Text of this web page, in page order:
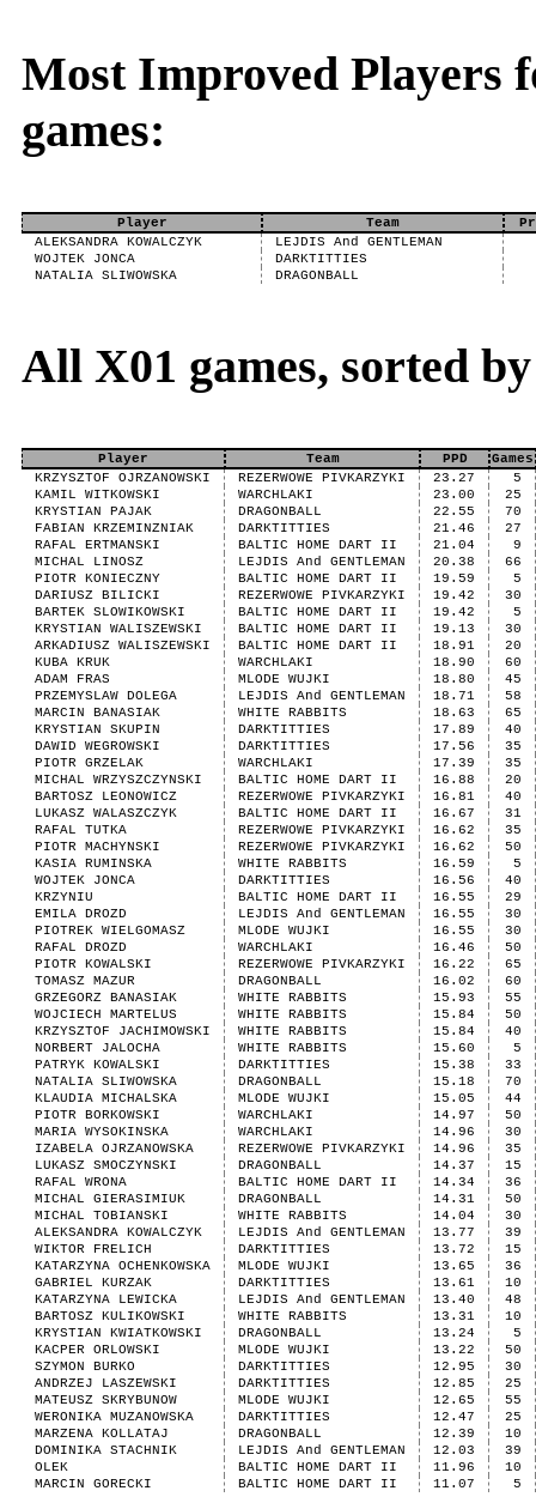
Most Improved Players
games:
Player Team
ALEKSANDRA KOWALCZYK
LEJDIS And GENTLEMAN
WOJTEK JONCA
DARKTITTIES
NATALIA SLIWOWSKA
DRAGONBALL
All X01 games, sorted
Player Team PPD
Games
KRZYSZTOF OJRZANOWSKI
REZERWOWE PIVKARZYKI 23.27
5
KAMIL WITKOWSKI
WARCHLAKI 23.00
25
KRYSTIAN PAJAK
DRAGONBALL 22.55
70
FABIAN KRZEMINZNIAK
DARKTITTIES 21.46
27
RAFAL ERTMANSKI
BALTIC HOME DART II 21.04
9
MICHAL LINOSZ
LEJDIS And GENTLEMAN 20.38
66
PIOTR KONIECZNY
BALTIC HOME DART II 19.59
5
DARIUSZ BILICKI
REZERWOWE PIVKARZYKI 19.42
30
BARTEK SLOWIKOWSKI
BALTIC HOME DART II 19.42
5
KRYSTIAN WALISZEWSKI
BALTIC HOME DART II 19.13
30
ARKADIUSZ WALISZEWSKI
BALTIC HOME DART II 18.91
20
KUBA KRUK
WARCHLAKI 18.90
60
ADAM FRAS
MLODE WUJKI 18.80
45
PRZEMYSLAW DOLEGA
LEJDIS And GENTLEMAN 18.71
58
MARCIN BANASIAK
WHITE RABBITS 18.63
65
KRYSTIAN SKUPIN
DARKTITTIES 17.89
40
DAWID WEGROWSKI
DARKTITTIES 17.56
35
PIOTR GRZELAK
WARCHLAKI 17.39
35
MICHAL WRZYSZCZYNSKI
BALTIC HOME DART II 16.88
20
BARTOSZ LEONOWICZ
REZERWOWE PIVKARZYKI 16.81
40
LUKASZ WALASZCZYK
BALTIC HOME DART II 16.67
31
RAFAL TUTKA
REZERWOWE PIVKARZYKI 16.62
35
PIOTR MACHYNSKI
REZERWOWE PIVKARZYKI 16.62
50
KASIA RUMINSKA
WHITE RABBITS 16.59
5
WOJTEK JONCA
DARKTITTIES 16.56
40
KRZYNIU
BALTIC HOME DART II 16.55
29
EMILA DROZD
LEJDIS And GENTLEMAN 16.55
30
PIOTREK WIELGOMASZ
MLODE WUJKI 16.55
30
RAFAL DROZD
WARCHLAKI 16.46
50
PIOTR KOWALSKI
REZERWOWE PIVKARZYKI 16.22
65
TOMASZ MAZUR
DRAGONBALL 16.02
60
GRZEGORZ BANASIAK
WHITE RABBITS 15.93
55
WOJCIECH MARTELUS
WHITE RABBITS 15.84
50
KRZYSZTOF JACHIMOWSKI
WHITE RABBITS 15.84
40
NORBERT JALOCHA
WHITE RABBITS 15.60
5
PATRYK KOWALSKI
DARKTITTIES 15.38
33
NATALIA SLIWOWSKA
DRAGONBALL 15.18
70
KLAUDIA MICHALSKA
MLODE WUJKI 15.05
44
PIOTR BORKOWSKI
WARCHLAKI 14.97
50
MARIA WYSOKINSKA
WARCHLAKI 14.96
30
IZABELA OJRZANOWSKA
REZERWOWE PIVKARZYKI 14.96
35
LUKASZ SMOCZYNSKI
DRAGONBALL 14.37
15
RAFAL WRONA
BALTIC HOME DART II 14.34
36
MICHAL GIERASIMIUK
DRAGONBALL 14.31
50
MICHAL TOBIANSKI
WHITE RABBITS 14.04
30
ALEKSANDRA KOWALCZYK
LEJDIS And GENTLEMAN 13.77
39
WIKTOR FRELICH
DARKTITTIES 13.72
15
KATARZYNA OCHENKOWSKA
MLODE WUJKI 13.65
36
GABRIEL KURZAK
DARKTITTIES 13.61
10
KATARZYNA LEWICKA
LEJDIS And GENTLEMAN 13.40
48
BARTOSZ KULIKOWSKI
WHITE RABBITS 13.31
10
KRYSTIAN KWIATKOWSKI
DRAGONBALL 13.24
5
KACPER ORLOWSKI
MLODE WUJKI 13.22
50
SZYMON BURKO
DARKTITTIES 12.95
30
ANDRZEJ LASZEWSKI
DARKTITTIES 12.85
25
MATEUSZ SKRYBUNOW
MLODE WUJKI 12.65
55
WERONIKA MUZANOWSKA
DARKTITTIES 12.47
25
MARZENA KOLLATAJ
DRAGONBALL 12.39
10
DOMINIKA STACHNIK
LEJDIS And GENTLEMAN 12.03
39
OLEK
BALTIC HOME DART II 11.96
10
MARCIN GORECKI
BALTIC HOME DART II 11.07 5